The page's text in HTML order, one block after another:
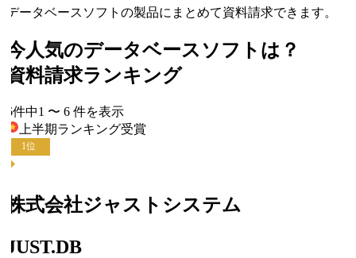
ータベースソフトの製品にまとめて資料請求できます。
人気のデータベースソフト は？
料請求ランキング
件中1〜6件を表示
上半期ランキング受賞
位
式会社ジャストシステム